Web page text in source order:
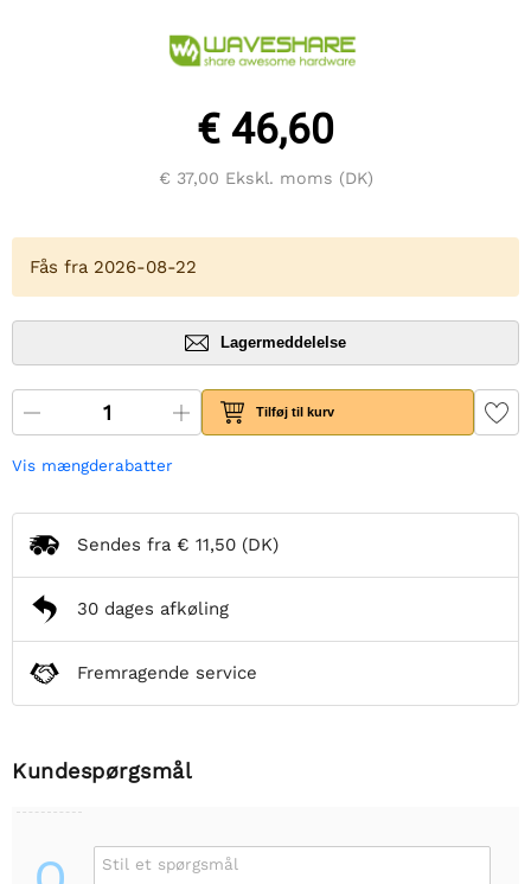
€ 46,60
€ 37,00 Ekskl. moms (DK)
Fås fra 2026-08-22
Lagermeddelelse
Tilføj til kurv
Vis mængderabatter
Sendes fra € 11,50 (DK)
30 dages afkøling
Fremragende service
Kundespørgsmål
Stil et spørgsmål